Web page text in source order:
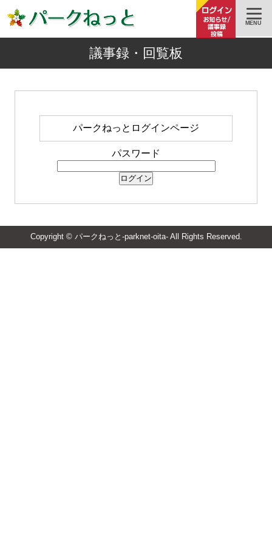
MENU
議事録・回覧板
パークねっとログインページ
パスワード
ログイン
Copyright © パークねっと-parknet-oita- All Rights Reserved.